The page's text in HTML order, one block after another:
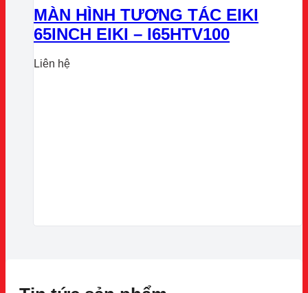
MÀN HÌNH TƯƠNG TÁC EIKI
65INCH EIKI – I65HTV100
Liên hệ